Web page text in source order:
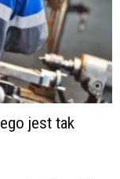
jest tak